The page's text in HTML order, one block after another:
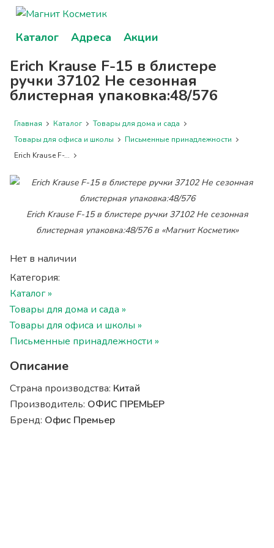
Каталог Адреса Акции
Erich Krause F-15 в блистере
ручки 37102 Не сезонная
блистерная упаковка:48/576
Главная Каталог
Товары для дома и сада
Товары для офиса и школы
Письменные принадлежности
Erich Krause F-...
Erich Krause F-15 в блистере ручки 37102 Не сезонная
блистерная упаковка:48/576 в «Магнит Косметик»
Нет в наличии
Категория:
Каталог »
Товары для дома и сада »
Товары для офиса и школы »
Письменные принадлежности »
Описание
Страна производства: Китай
Производитель: ОФИС ПРЕМЬЕР
Бренд: Офис Премьер